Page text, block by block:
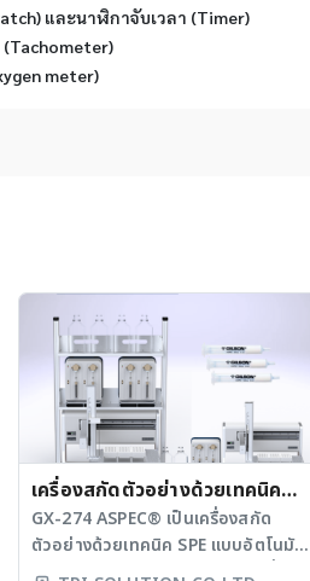
และนาฬิกาจับเวลา (Timer)
(Tachometer)
meter)
เครื่องสกัดตัวอย่างด้วยเทคนิค
Solid Phase Extraction (SPE)
แบบอัตโนมัติ
GX-274 ASPEC® เป็นเครื่องสกัด
ตัวอย่างด้วยเทคนิค SPE แบบอัตโนมัติ
จาก Gilson มีการควบคุมสั่งงานที่ง่าย